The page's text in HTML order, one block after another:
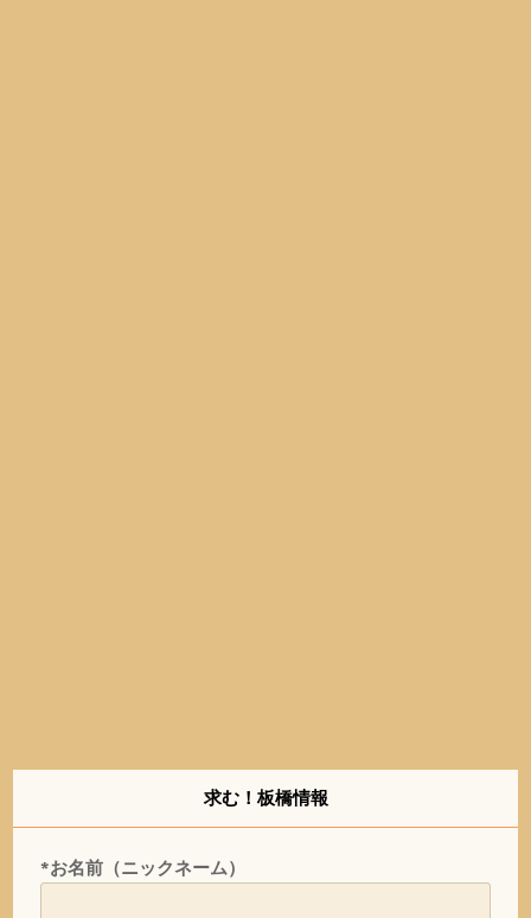
求む！板橋情報
*お名前（ニックネーム）